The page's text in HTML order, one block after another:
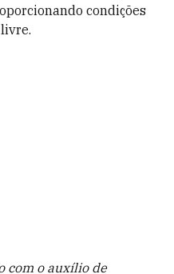
condições
com o auxílio de